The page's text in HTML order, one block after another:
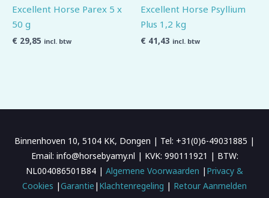
Excellent Horse Parex 5 x
50 g
€ 29,85 incl. btw
Excellent Horse Psyllium
Plus 1,2 kg
€ 41,43 incl. btw
Binnenhoven 10, 5104 KK, Dongen | Tel: +31(0)6-49031885 |
Email: info@horsebyamy.nl | KVK: 990111921 | BTW:
NL004086501B84 | Algemene Voorwaarden | Privacy &
Cookies |Garantie | Klachtenregeling | Retour Aanmelden